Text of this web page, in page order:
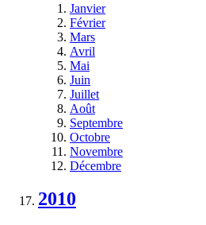
Janvier
Février
Mars
Avril
Mai
Juin
Juillet
Août
Septembre
Octobre
Novembre
Décembre
2010